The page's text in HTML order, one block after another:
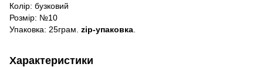
Колір: бузковий
Розмір: №10
Упаковка: 25грам. zip-упаковка
Характеристики